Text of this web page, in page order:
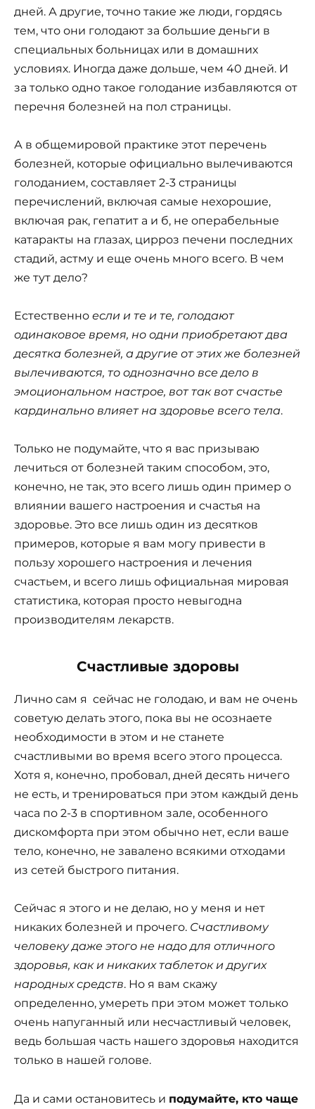
дней. А другие, точно такие же люди, гордясь
тем, что они голодают за большие деньги в
специальных больницах или в домашних
условиях. Иногда даже дольше, чем 40 дней. И
за только одно такое голодание избавляются от
перечня болезней на пол страницы.
А в общемировой практике этот перечень
болезней, которые официально вылечиваются
голоданием, составляет 2-3 страницы
перечислений, включая самые нехорошие,
включая рак, гепатит а и б, не операбельные
катаракты на глазах, цирроз печени последних
стадий, астму и еще очень много всего. В чем
же тут дело?
Естественно если и те и те, голодают
одинаковое время, но одни приобретают два
десятка болезней, а другие от этих же болезней
вылечиваются, то однозначно все дело в
эмоциональном настрое, вот так вот счастье
кардинально влияет на здоровье всего тела.
Только не подумайте, что я вас призываю
лечиться от болезней таким способом, это,
конечно, не так, это всего лишь один пример о
влиянии вашего настроения и счастья на
здоровье. Это все лишь один из десятков
примеров, которые я вам могу привести в
пользу хорошего настроения и лечения
счастьем, и всего лишь официальная мировая
статистика, которая просто невыгодна
производителям лекарств.
Счастливые здоровы
Лично сам я сейчас не голодаю, и вам не очень
советую делать этого, пока вы не осознаете
необходимости в этом и не станете
счастливыми во время всего этого процесса.
Хотя я, конечно, пробовал, дней десять ничего
не есть, и тренироваться при этом каждый день
часа по 2-3 в спортивном зале, особенного
дискомфорта при этом обычно нет, если ваше
тело, конечно, не завалено всякими отходами
из сетей быстрого питания.
Сейчас я этого и не делаю, но у меня и нет
никаких болезней и прочего. Счастливому
человеку даже этого не надо для отличного
здоровья, как и никаких таблеток и других
народных средств. Но я вам скажу
определенно, умереть при этом может только
очень напуганный или несчастливый человек,
ведь большая часть нашего здоровья находится
только в нашей голове.
Да и сами остановитесь и подумайте, кто чаще